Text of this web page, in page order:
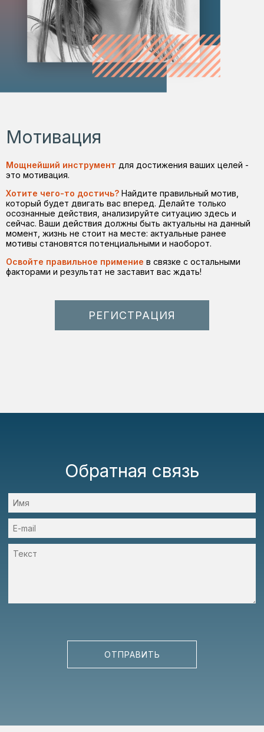
Мотивация
Мощнейший инструмент для достижения ваших целей -
это мотивация.
Хотите чего-то достичь? Найдите правильный мотив,
который будет двигать вас вперед. Делайте только
осознанные действия, анализируйте ситуацию здесь и
сейчас. Ваши действия должны быть актуальны на данный
момент, жизнь не стоит на месте: актуальные ранее
мотивы становятся потенциальными и наоборот.
Освойте правильное примение в связке с остальными
факторами и результат не заставит вас ждать!
РЕГИСТРАЦИЯ
Обратная связь